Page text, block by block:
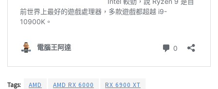
Tags: AMD AMD RX 6000 RX 6900 XT